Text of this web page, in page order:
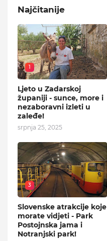
Najčitanije
1
Ljeto u Zadarskoj
županiji - sunce, more i
nezaboravni izleti u
zaleđe!
srpnja 25, 2025
3
Slovenske atrakcije koje
morate vidjeti - Park
Postojnska jama i
Notranjski park!